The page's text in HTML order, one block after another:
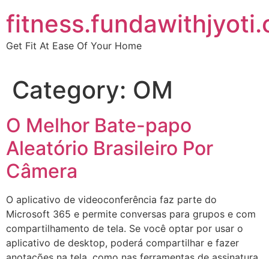
to
content
Get Fit At Ease Of Your Home
Category: OM
O Melhor Bate-papo
Aleatório Brasileiro Por
Câmera
O aplicativo de videoconferência faz parte do
Microsoft 365 e permite conversas para grupos e com
compartilhamento de tela. Se você optar por usar o
aplicativo de desktop, poderá compartilhar e fazer